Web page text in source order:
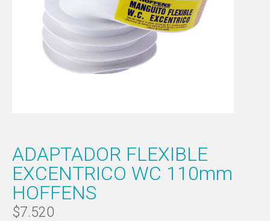
ADAPTADOR FLEXIBLE
EXCENTRICO WC 110mm
HOFFENS
$7.520